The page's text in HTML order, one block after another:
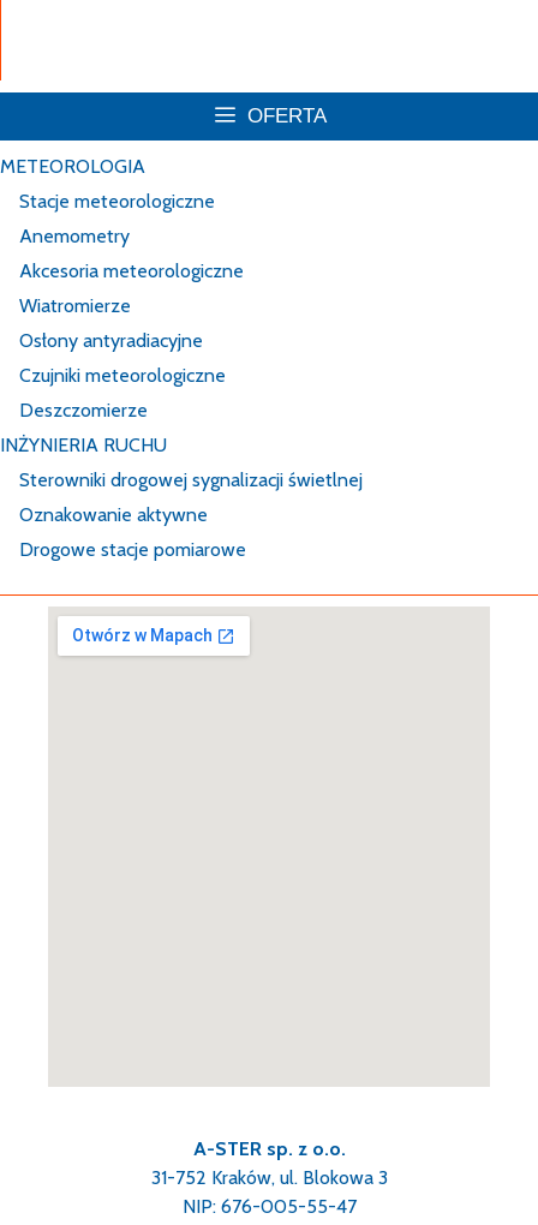
OFERTA
METEOROLOGIA
Stacje meteorologiczne
Anemometry
Akcesoria meteorologiczne
Wiatromierze
Osłony antyradiacyjne
Czujniki meteorologiczne
Deszczomierze
INŻYNIERIA RUCHU
Sterowniki drogowej sygnalizacji świetlnej
Oznakowanie aktywne
Drogowe stacje pomiarowe
A-STER sp. z o.o.
31-752 Kraków, ul. Blokowa 3
NIP: 676-005-55-47